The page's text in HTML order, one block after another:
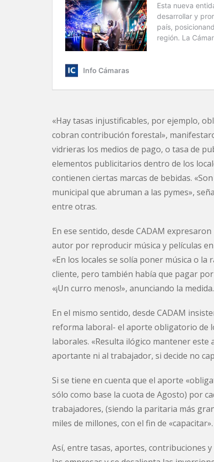
«Hay tasas injustificables, por ejemplo,
cobran contribución forestal»,
vidrieras los medios de pago, o tasa de
elementos publicitarios dentro de los
contienen ciertas marcas de bebidas.
municipal que abruman a las pymes»,
entre otras.
En ese sentido, desde CADAM
autor por reproducir música y películas
«En los locales se solía poner música o
cliente, pero también había que pagar
«¡Un curro menos!», anunciando la medida.
En el mismo sentido, desde CADAM
reforma laboral- el aporte obligatorio de
laborales. «Resulta ilógico mantener
aportante ni al trabajador, si decide no
Si se tiene en cuenta que el aporte
sólo como base la cuota de Agosto) por
trabajadores, (siendo la paritaria más
miles de millones, con el fin de «capacitar».
Así, entre tasas, aportes, contribuciones